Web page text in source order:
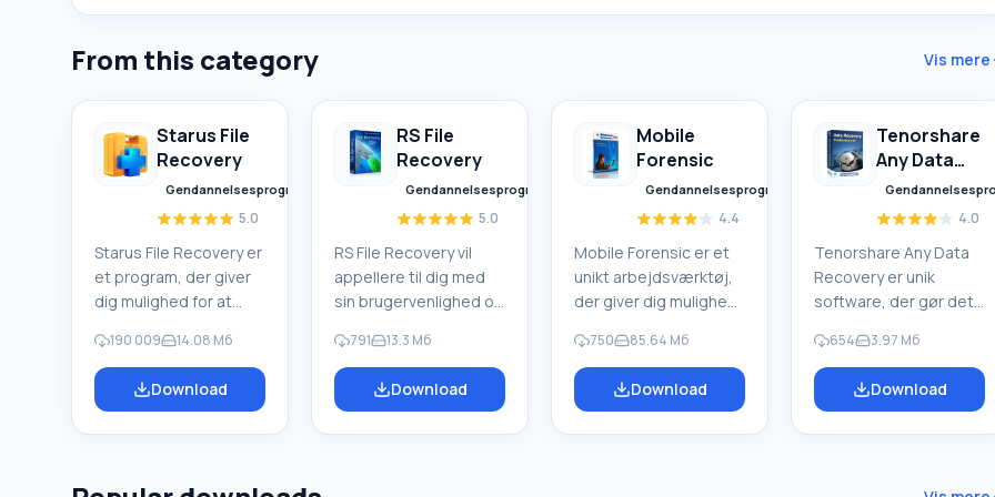
From this category Vis mere
Starus File
Recovery
Gendannelsesprogrammer
5.0
Starus File Recovery er
et program, der giver
dig mulighed for at
data fra forskellige
medier. Med dette
program kan du
190 009 14.08 Мб
Download
RS File
Recovery
Gendannelsesprogrammer
5.0
RS File Recovery vil
appellere til dig med
sin brugervenlighed og
funktionelle elementer.
Programmet arbejder
hurtigt. Med dens
791 13.3 Mб
Download
Mobile
Forensic
Gendannelsesprogrammer
4.4
Mobile Forensic er et
unikt arbejdsværktøj,
der giver dig mulighed
grundig undersøgelse
af enhver mobilenhed.
Med dette program
750 85.64 Мб
Download
Tenorshare
Any Data
Recovery
4.0
Tenorshare Any Data
Recovery er unik
software, der gør det
gendanne slettede
data. Applikationen kan
gendanne filer fra
654 3.97 Мб
Download